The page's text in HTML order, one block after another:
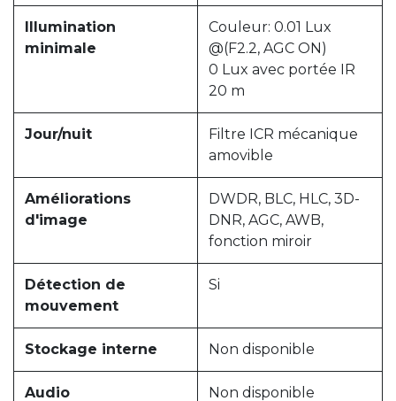
Illumination
minimale
Couleur: 0.01 Lux
@(F2.2, AGC ON)
0 Lux avec portée IR
20 m
Jour/nuit
Filtre ICR mécanique
amovible
Améliorations
d'image
DWDR, BLC, HLC, 3D-
DNR, AGC, AWB,
fonction miroir
Détection de
mouvement
Si
Stockage interne Non disponible
Audio Non disponible